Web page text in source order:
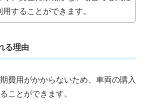
用することができます。
る理由
費用がかからないため、車両の購入
ことができます。